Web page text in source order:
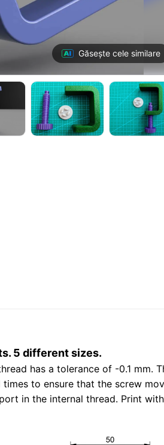
Găsește cele similare
5 different sizes.
has a tolerance of -0.1 mm.
to ensure that the screw
in the internal thread. Print